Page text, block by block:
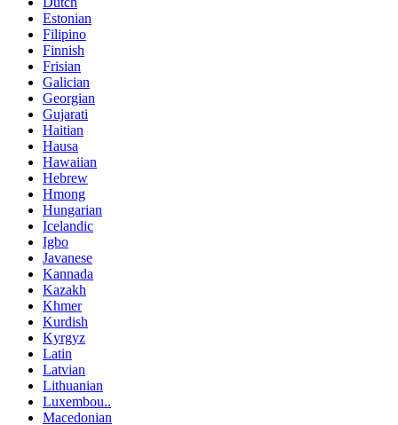
Estonian
Filipino
Finnish
Frisian
Galician
Georgian
Gujarati
Haitian
Hausa
Hawaiian
Hebrew
Hmong
Hungarian
Icelandic
Igbo
Javanese
Kannada
Kazakh
Khmer
Kurdish
Kyrgyz
Latin
Latvian
Lithuanian
Luxembou..
Macedonian